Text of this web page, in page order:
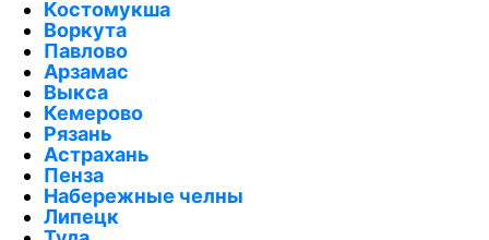
Костомукша
Воркута
Павлово
Арзамас
Выкса
Кемерово
Рязань
Астрахань
Пенза
Набережные челны
Липецк